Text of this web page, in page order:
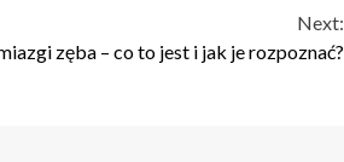
Next:
zęba – co to jest i jak je rozpoznać?